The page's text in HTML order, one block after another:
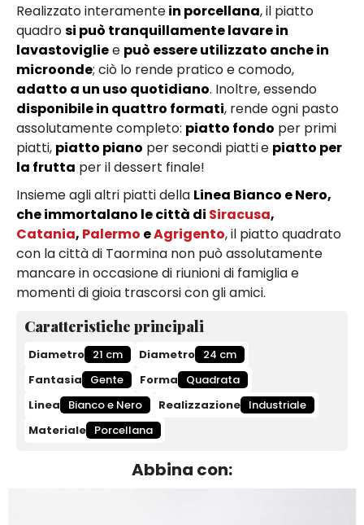
Realizzato interamentein porcellana, il piatto
quadrosi può tranquillamente lavare in
lavastovigliee può essere utilizzato anche in
microonde; ciò lo rende pratico e comodo,
adatto a un uso quotidiano. Inoltre, essendo
disponibile in quattro formati, rende ogni pasto
assolutamente completo: piatto fondo per primi
piatti, piatto piano per secondi piattie piatto per
la frutta per il dessert finale!
Insieme agli altri piatti della Linea Bianco e Nero,
che immortalano le città di Siracusa,
Catania, Palermo eAgrigento, il piatto quadrato
con la città di Taormina non può assolutamente
mancare in occasione di riunioni di famiglia e
momenti di gioia trascorsi con gli amici.
Caratteristiche principali
Diametro 21 cm Diametro 24 cm
Fantasia
Gente Forma
Quadrata
Linea
Bianco e Nero Realizzazione Industriale
Materiale Porcellana
Abbina con: